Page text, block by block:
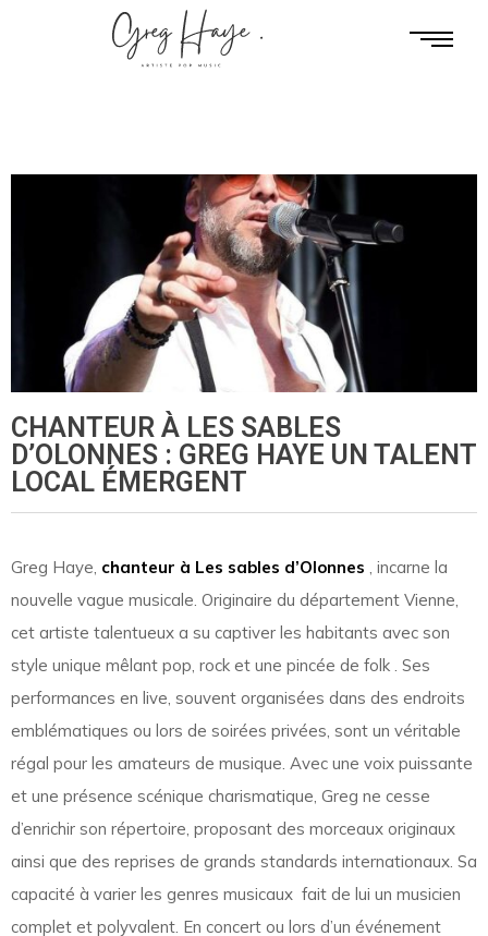
CHANTEUR À LES SABLES
D’OLONNES : GREG HAYE UN TALENT
LOCAL ÉMERGENT
Greg Haye, chanteur à Les sables d’Olonnes , incarne la
nouvelle vague musicale. Originaire du département Vienne,
cet artiste talentueux a su captiver les habitants avec son
style unique mêlant pop, rock et une pincée de folk . Ses
performances en live, souvent organisées dans des endroits
emblématiques ou lors de soirées privées, sont un véritable
régal pour les amateurs de musique. Avec une voix puissante
et une présence scénique charismatique, Greg ne cesse
d’enrichir son répertoire, proposant des morceaux originaux
ainsi que des reprises de grands standards internationaux. Sa
capacité à varier les genres musicaux fait de lui un musicien
complet et polyvalent. En concert ou lors d’un événement